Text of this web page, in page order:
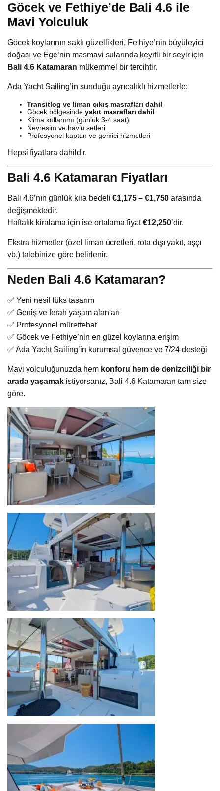
Göcek ve Fethiye’de Bali 4.6 ile
Mavi Yolculuk
Göcek koylarının saklı güzellikleri, Fethiye’nin büyüleyici
doğası ve Ege’nin masmavi sularında keyifli bir seyir için
Bali 4.6 Katamaran mükemmel bir tercihtir.
Ada Yacht Sailing’in sunduğu ayrıcalıklı hizmetlerle:
Transitlog ve liman çıkış masrafları dahil
Göcek bölgesinde yakıt masrafları dahil
Klima kullanımı (günlük 3-4 saat)
Nevresim ve havlu setleri
Profesyonel kaptan ve gemici hizmetleri
Hepsi fiyatlara dahildir.
Bali 4.6 Katamaran Fiyatları
Bali 4.6’nın günlük kira bedeli €1,175 – €1,750 arasında
değişmektedir.
Haftalık kiralama için ise ortalama fiyat€12,250’dir.
Ekstra hizmetler (özel liman ücretleri, rota dışı yakıt, aşçı
vb.) talebinize göre belirlenir.
Neden Bali 4.6 Katamaran?
✅ Yeni nesil lüks tasarım
✅ Geniş ve ferah yaşam alanları
✅ Profesyonel mürettebat
✅ Göcek ve Fethiye’nin en güzel koylarına erişim
✅ Ada Yacht Sailing’in kurumsal güvence ve 7/24 desteği
Mavi yolculuğunuzda hem konforu hem de denizciliği bir
arada yaşamak istiyorsanız, Bali 4.6 Katamaran tam size
göre.